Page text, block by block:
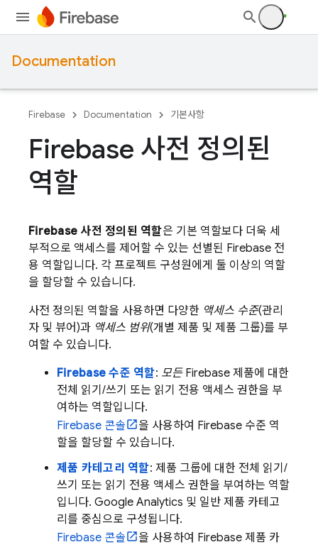
Documentation
Firebase Documentation 기본사항
Firebase 사전 정의된
역할
Firebase 사전 정의된 역할은 기본 역할보다 더욱 세
부적으로 액세스를 제어할 수 있는 선별된 Firebase 전
용 역할입니다. 각 프로젝트 구성원에게 둘 이상의 역할
을 할당할 수 있습니다.
사전 정의된 역할을 사용하면 다양한 액세스 수준(관리
자 및 뷰어)과 액세스 범위(개별 제품 및 제품 그룹)를 부
여할 수 있습니다.
Firebase 수준 역할: 모든Firebase 제품에 대한
전체 읽기/쓰기 또는 읽기 전용 액세스 권한을 부
여하는 역할입니다.
Firebase 콘솔
을 사용하여 Firebase 수준 역
할을 할당할 수 있습니다.
제품 카테고리 역할: 제품 그룹에 대한 전체 읽기/
쓰기 또는 읽기 전용 액세스 권한을 부여하는 역할
입니다. Google Analytics 및 일반 제품 카테고
리를 중심으로 구성됩니다.
Firebase 콘솔
을 사용하여 Firebase 제품 카